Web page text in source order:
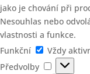
jako je chování při
Nesouhlas nebo
vlastnosti a funkce.
Funkční
Funkční
Vždy
Předvolby
Předvolby